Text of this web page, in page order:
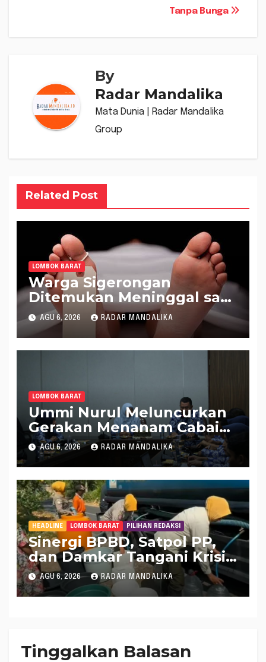
Tanpa Bunga
By
Radar Mandalika
Mata Dunia | Radar Mandalika
Group
Related Post
LOMBOK BARAT
Warga Sigerongan
Ditemukan Meninggal saat
Setrum Ikan di Sungai
AGU 6, 2026 RADAR MANDALIKA
LOMBOK BARAT
Ummi Nurul Meluncurkan
Gerakan Menanam Cabai
Tangani Inflasi
AGU 6, 2026 RADAR MANDALIKA
HEADLINE LOMBOK BARAT PILIHAN REDAKSI
Sinergi BPBD, Satpol PP,
dan Damkar Tangani Krisis
Air Bersih di Lobar
AGU 6, 2026 RADAR MANDALIKA
Tinggalkan Balasan